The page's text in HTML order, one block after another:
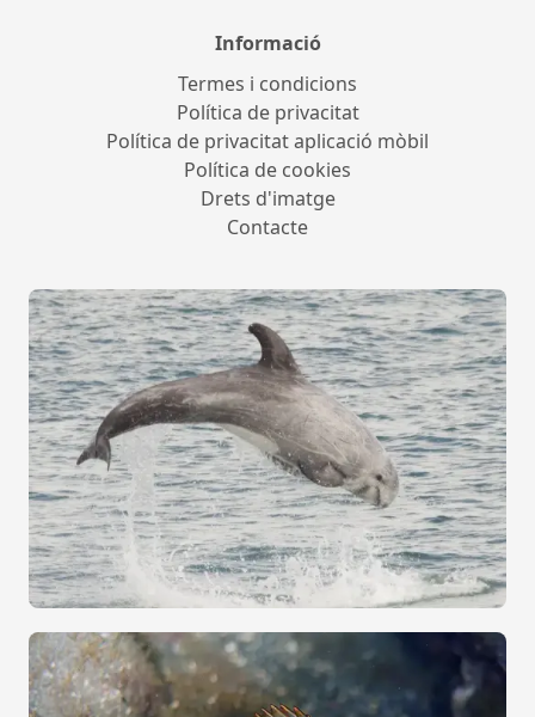
Informació
Termes i condicions
Política de privacitat
Política de privacitat aplicació mòbil
Política de cookies
Drets d'imatge
Contacte